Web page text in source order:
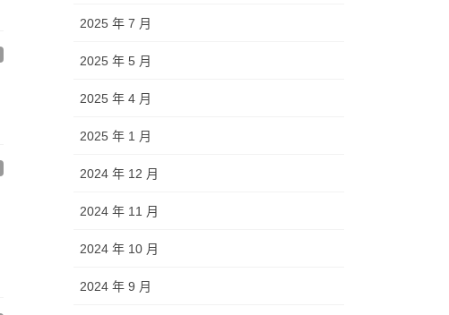
2025 年 7 月
2025 年 5 月
2025 年 4 月
2025 年 1 月
2024 年 12 月
2024 年 11 月
2024 年 10 月
2024 年 9 月